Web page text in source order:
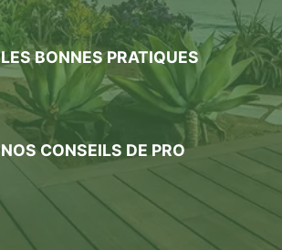
LES BONNES PRATIQUES
NOS CONSEILS DE PRO